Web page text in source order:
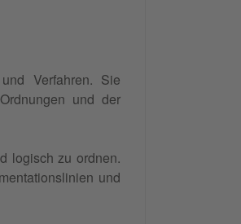
Verfahren. Sie
und der
logisch zu ordnen.
und